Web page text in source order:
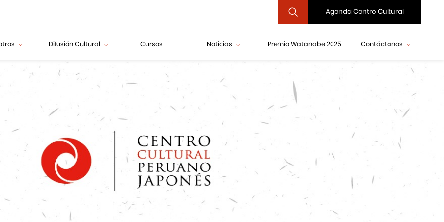
Agenda Centro Cultural
Difusión Cultural Cursos Noticias Premio Watanabe 2025 Contáctanos